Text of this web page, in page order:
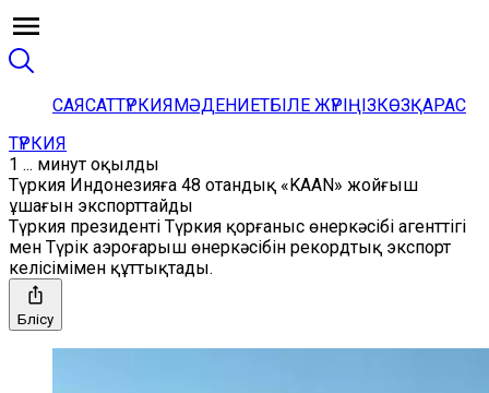
САЯСАТТҮРКИЯМӘДЕНИЕТБІЛЕ ЖҮРІҢІЗКӨЗҚАРАС
ТҮРКИЯ
1 ... минут оқылды
Түркия Индонезияға 48 отандық «KAAN» жойғыш
ұшағын экспорттайды
Түркия президенті Түркия қорғаныс өнеркәсібі агенттігі
мен Түрік аэроғарыш өнеркәсібін рекордтық экспорт
келісімімен құттықтады.
Бөлісу